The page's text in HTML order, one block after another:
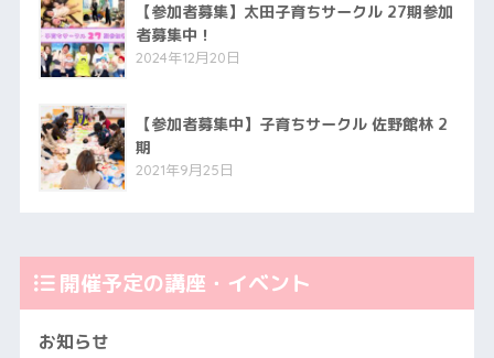
【参加者募集】太田子育ちサークル 27期参加
者募集中！
2024年12月20日
【参加者募集中】子育ちサークル 佐野館林 2
期
2021年9月25日
開催予定の講座・イベント
お知らせ